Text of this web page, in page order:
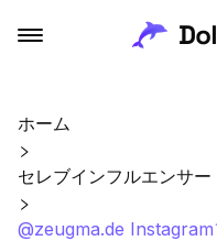
ホーム
セレブインフルエンサー
@zeugma.de